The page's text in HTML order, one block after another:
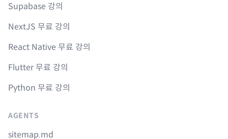
Supabase 강의
NextJS 무료 강의
React Native 무료 강의
Flutter 무료 강의
Python 무료 강의
AGENTS
sitemap.md